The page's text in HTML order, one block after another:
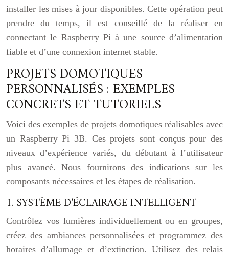
installer les mises à jour disponibles. Cette opération peut
prendre du temps, il est conseillé de la réaliser en
connectant le Raspberry Pi à une source d’alimentation
fiable et d’une connexion internet stable.
PROJETS DOMOTIQUES
PERSONNALISÉS : EXEMPLES
CONCRETS ET TUTORIELS
Voici des exemples de projets domotiques réalisables avec
un Raspberry Pi 3B. Ces projets sont conçus pour des
niveaux d’expérience variés, du débutant à l’utilisateur
plus avancé. Nous fournirons des indications sur les
composants nécessaires et les étapes de réalisation.
1. SYSTÈME D’ÉCLAIRAGE INTELLIGENT
Contrôlez vos lumières individuellement ou en groupes,
créez des ambiances personnalisées et programmez des
horaires d’allumage et d’extinction. Utilisez des relais